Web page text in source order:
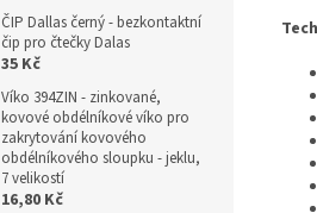
ČIP Dallas černý - bezkontaktní
čip pro čtečky Dalas
35 Kč
Víko 394ZIN - zinkované,
kovové obdélníkové víko pro
zakrytování kovového
obdélníkového sloupku - jeklu,
7 velikostí
16,80 Kč